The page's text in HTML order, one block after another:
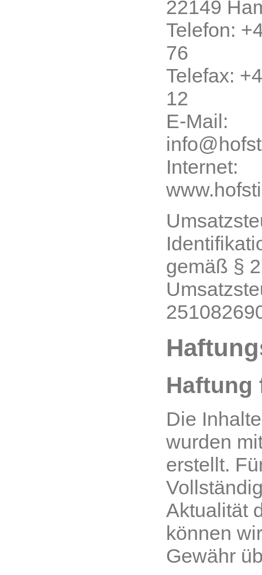
22149
Telefon:
76
Telefax:
12
E-Mail:
Internet:
gemäß §
Haftung
Die
wurden
erstellt.
Aktualität
können
Gewähr